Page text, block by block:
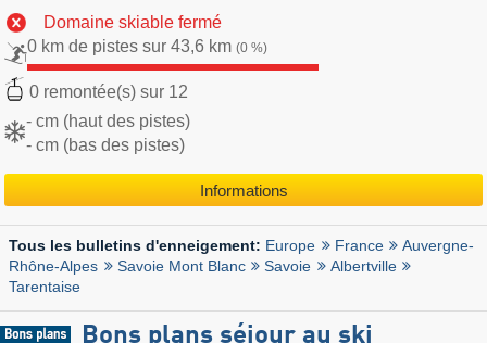
Domaine skiable fermé
0 km de pistes sur 43,6 km (0 %)
0 remontée(s) sur 12
- cm (haut des pistes)
- cm (bas des pistes)
Informations
Tous les bulletins d'enneigement: Europe France
Auvergne-
Rhône-Alpes
Savoie Mont Blanc Savoie
Albertville
Tarentaise
Bons plans séjour au ski